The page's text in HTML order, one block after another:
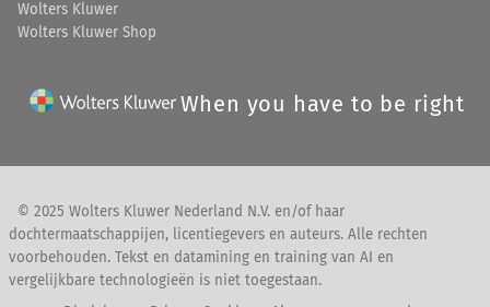
Wolters Kluwer
Wolters Kluwer Shop
When you have to be right
© 2025 Wolters Kluwer Nederland N.V. en/of haar
dochtermaatschappijen, licentiegevers en auteurs. Alle rechten
voorbehouden. Tekst en datamining en training van AI en
vergelijkbare technologieën is niet toegestaan.